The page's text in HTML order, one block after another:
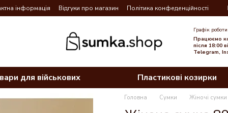
інформація Відгуки про магазин Політика конфеденційності
Графік
Працюємо
після 18:00
Telegram,
для військових Пластикові козирки
Головна Сумки Жіночі сумки